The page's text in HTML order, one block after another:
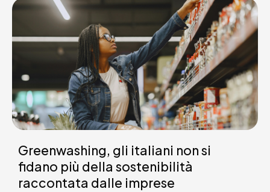
Greenwashing, gli italiani non si
fidano più della sostenibilità
raccontata dalle imprese